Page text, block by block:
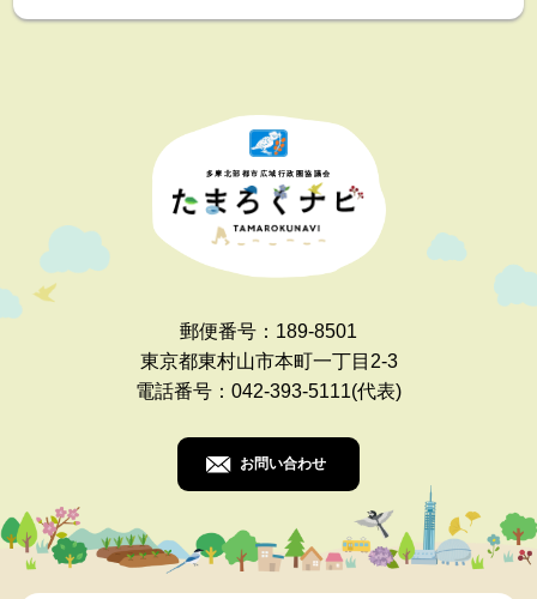
多摩北部都市広域行政圏協議会
郵便番号：189-8501
東京都東村山市本町一丁目2-3
電話番号：042-393-5111(代表)
お問い合わせ